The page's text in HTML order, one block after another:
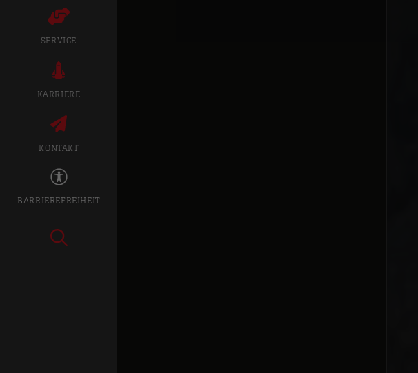
SERVICE
KARRIERE
KONTAKT
BARRIEREFREIHEIT